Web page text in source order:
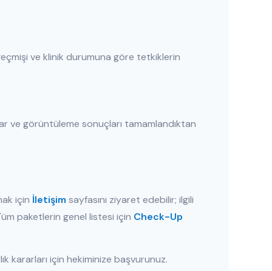
ve klinik durumuna göre tetkiklerin
görüntüleme sonuçları tamamlandıktan
için İletişim sayfasını ziyaret edebilir; ilgili
paketlerin genel listesi için Check-Up
kararları için hekiminize başvurunuz.